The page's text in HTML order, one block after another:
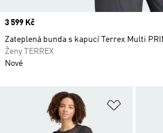
Přidat
Price
3 599 Kč
Zateplená bunda s kapucí Terrex Multi
Ženy TERREX
Nové